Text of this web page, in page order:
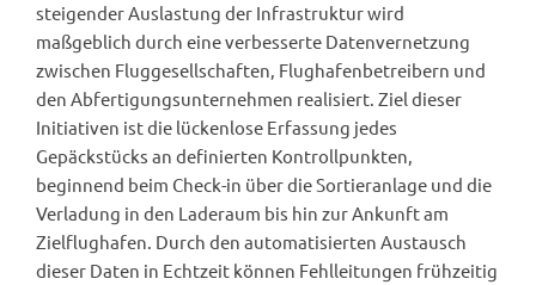
steigender Auslastung der Infrastruktur wird
maßgeblich durch eine verbesserte Datenvernetzung
zwischen Fluggesellschaften, Flughafenbetreibern und
den Abfertigungsunternehmen realisiert. Ziel dieser
Initiativen ist die lückenlose Erfassung jedes
Gepäckstücks an definierten Kontrollpunkten,
beginnend beim Check-in über die Sortieranlage und die
Verladung in den Laderaum bis hin zur Ankunft am
Zielflughafen. Durch den automatisierten Austausch
dieser Daten in Echtzeit können Fehlleitungen frühzeitig